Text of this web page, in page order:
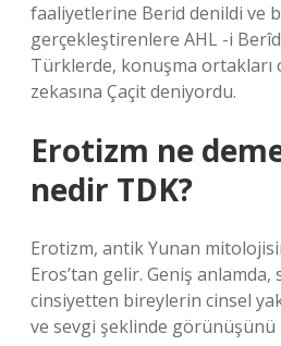
faaliyetlerine Berid denildi ve
gerçekleştirenlere AHL -i
Türklerde, konuşma ortakları
zekasına Çaçit deniyordu.
Erotizm ne
nedir TDK?
Erotizm, antik Yunan
Eros’tan gelir. Geniş anlamda,
cinsiyetten bireylerin cinsel
ve sevgi şeklinde görünüşünü